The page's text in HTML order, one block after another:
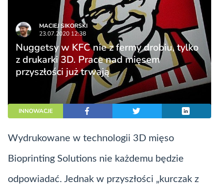
MACIEJ SIKORSKI
23.07.2020 12:38
Nuggetsy w KFC nie z fermy drobiu, tylko
z drukarki 3D. Prace nad mięsem
przyszłości już trwają
INNOWACJE
Wydrukowane w technologii 3D mięso
Bioprinting Solutions nie każdemu będzie
odpowiadać. Jednak w przyszłości „kurczak z